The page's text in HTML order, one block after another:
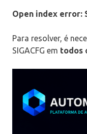
Open index error:
Para resolver, é
SIGACFG em todos